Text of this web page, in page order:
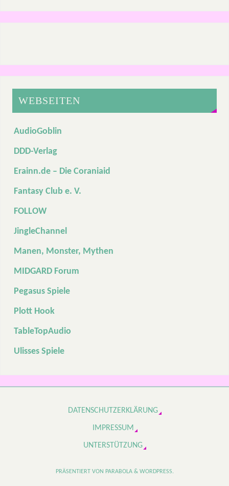
WEBSEITEN
AudioGoblin
DDD-Verlag
Erainn.de – Die Coraniaid
Fantasy Club e. V.
FOLLOW
JingleChannel
Manen, Monster, Mythen
MIDGARD Forum
Pegasus Spiele
Plott Hook
TableTopAudio
Ulisses Spiele
DATENSCHUTZERKLÄRUNG
IMPRESSUM
UNTERSTÜTZUNG
PRÄSENTIERT VON PARABOLA& WORDPRESS.